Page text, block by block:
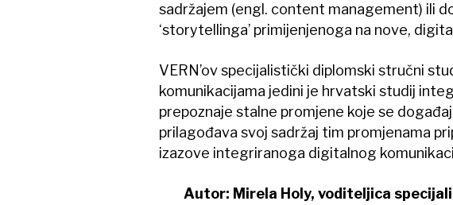
sadržajem (engl. content management) ili
‘storytellinga’ primijenjenoga na nove,
VERN’ov specijalistički diplomski stručni
komunikacijama jedini je hrvatski studij
prepoznaje stalne promjene koje se
prilagođava svoj sadržaj tim promjenama
izazove integriranoga digitalnog
Autor: Mirela Holy, voditeljica